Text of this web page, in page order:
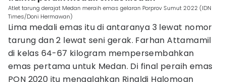
Atlet tarung derajat Medan meraih emas gelaran Porprov Sumut 2022 (IDN
Times/Doni Hermawan)
Lima medali emas itu di antaranya 3 lewat nomor
tarung dan 2 lewat seni gerak. Farhan Attamamil
di kelas 64-67 kilogram mempersembahkan
emas pertama untuk Medan. Di final peraih emas
PON 2020 itu mengalahkan Rinaldi Halomoan